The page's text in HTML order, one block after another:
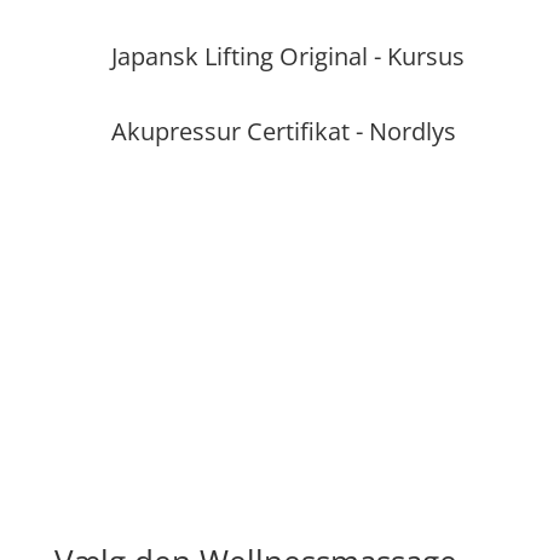
Japansk Lifting Original - Kursus
Akupressur Certifikat - Nordlys